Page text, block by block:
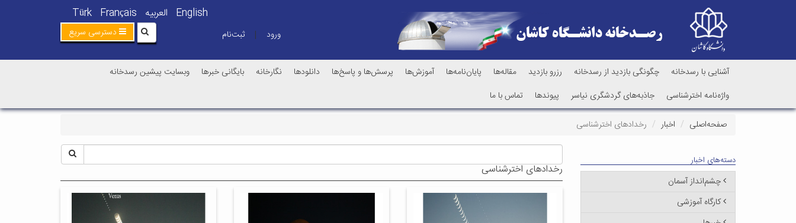
English العربیه Français
Türk
ورود | ثبت‌نام دسترسی سریع
آشنایی با رسدخانه چگونگی بازدید از رسدخانه رزرو بازدید مقاله‌ها پایان‌نامه‌ها آموزش‌ها پرسش‌ها و پاسخ‌ها دانلودها نگارخانه بایگانی خبرها
وبسایت پیشین رسدخانه
واژه‌نامه اخترشناسی
جاذبه‌های گردشگری نیاسر پیوندها تماس با ما
صفحه‌اصلی اخبار رخدادهای اخترشناسی
رخدادهای اخترشناسی
دسته‌های اخبار
چشم‌انداز آسمان
کارگاه آموزشی